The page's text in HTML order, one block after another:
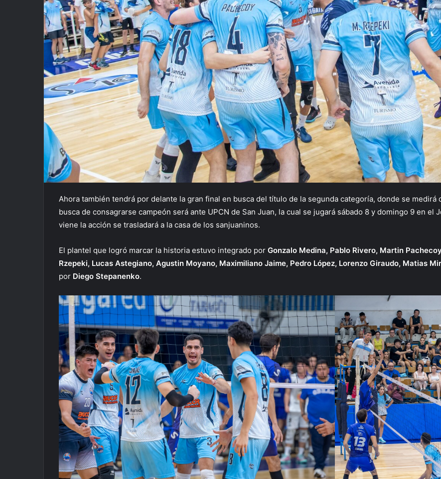
Ahora también tendrá por delante la gran final en busca del título de la segunda categoría, donde se
busca de consagrarse campeón será ante UPCN de San Juan, la cual se jugará sábado 8 y domingo 9 en el
viene la acción se trasladará a la casa de los sanjuaninos.
El plantel que logró marcar la historia estuvo integrado por Gonzalo Medina, Pablo Rivero, Martin
Rzepeki, Lucas Astegiano, Agustin Moyano, Maximiliano Jaime, Pedro López, Lorenzo Giraudo, Matias
por Diego Stepanenko.